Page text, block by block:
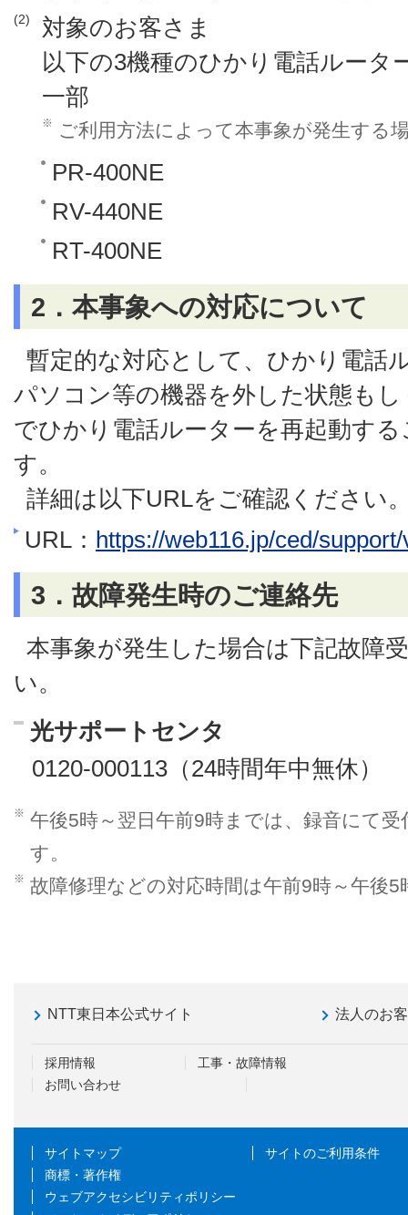
(2)
対象のお客さま
以下の3機種のひかり電話ルータ
一部
※ ご利用方法によって本事象が発生する
PR-400NE
RV-440NE
RT-400NE
2．本事象への対応について
暫定的な対応として、ひかり電話
パソコン等の機器を外した状態も
でひかり電話ルーターを再起動す
す。
詳細は以下URLをご確認ください
URL： https://web116.jp/ced/
3．故障発生時のご連絡先
本事象が発生した場合は下記故障
い。
光サポートセンタ
0120-000113（24時間年中無休）
※ 午後5時～翌日午前9時までは、録音にて
す。
※ 故障修理などの対応時間は午前9時～午後
NTT東日本公式サイト 法人のお
採用情報
工事・故障情報
お問い合わせ
サイトマップ
サイトのご利用条件
商標・著作権
ウェブアクセシビリティポリシー